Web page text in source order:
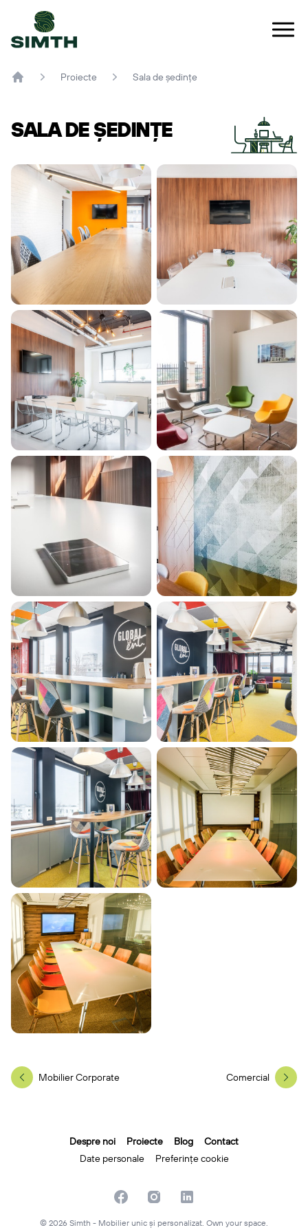
Proiecte Sala de ședințe
SALA DE ȘEDINȚE
Mobilier Corporate Comercial
Despre noi Proiecte Blog
Contact
Date personale
Preferințe cookie
FacebookInstagramLinkedin
© 2026 Simth - Mobilier unic și personalizat. Own your space.